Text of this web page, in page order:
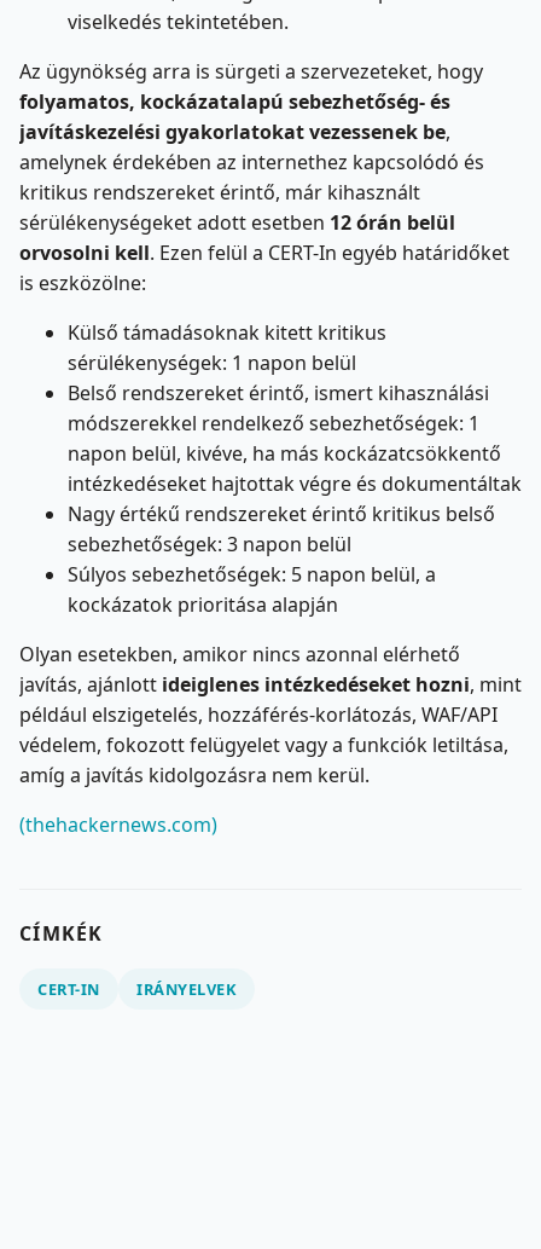
viselkedés tekintetében.
Az ügynökség arra is sürgeti a szervezeteket, hogy
folyamatos, kockázatalapú sebezhetőség- és
javításkezelési gyakorlatokat vezessenek be,
amelynek érdekében az internethez kapcsolódó és
kritikus rendszereket érintő, már kihasznált
sérülékenységeket adott esetben 12 órán belül
orvosolni kell. Ezen felül a CERT-In egyéb határidőket
is eszközölne:
Külső támadásoknak kitett kritikus
sérülékenységek: 1 napon belül
Belső rendszereket érintő, ismert kihasználási
módszerekkel rendelkező sebezhetőségek: 1
napon belül, kivéve, ha más kockázatcsökkentő
intézkedéseket hajtottak végre és dokumentáltak
Nagy értékű rendszereket érintő kritikus belső
sebezhetőségek: 3 napon belül
Súlyos sebezhetőségek: 5 napon belül, a
kockázatok prioritása alapján
Olyan esetekben, amikor nincs azonnal elérhető
javítás, ajánlott ideiglenes intézkedéseket hozni, mint
például elszigetelés, hozzáférés-korlátozás, WAF/API
védelem, fokozott felügyelet vagy a funkciók letiltása,
amíg a javítás kidolgozásra nem kerül.
(thehackernews.com)
CÍMKÉK
CERT-IN IRÁNYELVEK